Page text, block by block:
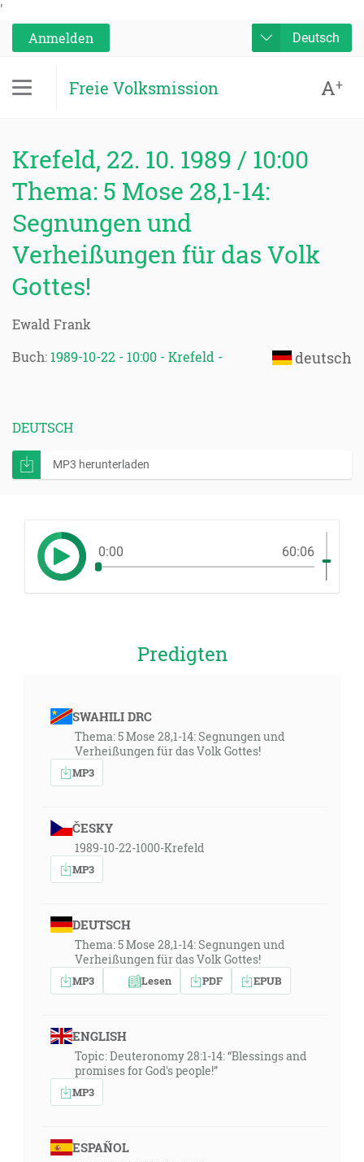
'
Anmelden
Deutsch
Freie Volksmission A+
Krefeld, 22. 10. 1989 / 10:00
Thema: 5 Mose 28,1-14:
Segnungen und
Verheißungen für das Volk
Gottes!
Ewald Frank
deutsch
Buch: 1989-10-22 - 10:00 - Krefeld -
DEUTSCH
MP3 herunterladen
0:00 60:06
Predigten
SWAHILI DRC
Thema: 5 Mose 28,1-14: Segnungen und
Verheißungen für das Volk Gottes!
MP3
ČESKY
1989-10-22-1000-Krefeld
MP3
DEUTSCH
Thema: 5 Mose 28,1-14: Segnungen und
Verheißungen für das Volk Gottes!
MP3 Lesen PDF EPUB
ENGLISH
Topic: Deuteronomy 28:1-14: “Blessings and
promises for God's people!”
MP3
ESPAÑOL